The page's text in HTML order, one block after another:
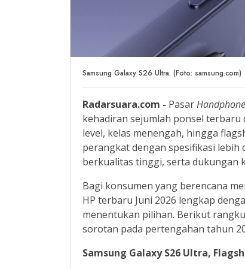
Samsung Galaxy S26 Ultra. (Foto: samsung.com)
Radarsuara.com - PasarHandphone
kehadiran sejumlah ponsel
level, kelas menengah, hingga
perangkat dengan spesifikasi lebih
berkualitas tinggi, serta dukungan
Bagi konsumen yang berencana
HP terbaru Juni 2026 lengkap
menentukan pilihan. Berikut
sorotan pada pertengahan tahun
Samsung Galaxy S26 Ultra,